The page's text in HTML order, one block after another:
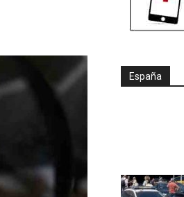
España